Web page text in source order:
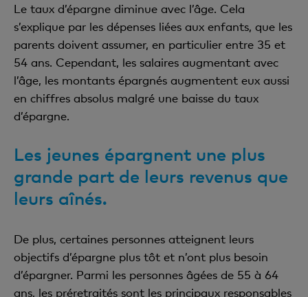
Le taux d’épargne diminue avec l’âge. Cela
s’explique par les dépenses liées aux enfants, que les
parents doivent assumer, en particulier entre 35 et
54 ans. Cependant, les salaires augmentant avec
l’âge, les montants épargnés augmentent eux aussi
en chiffres absolus malgré une baisse du taux
d’épargne.
Les jeunes épargnent une plus
grande part de leurs revenus que
leurs aînés.
De plus, certaines personnes atteignent leurs
objectifs d’épargne plus tôt et n’ont plus besoin
d’épargner. Parmi les personnes âgées de 55 à 64
ans, les préretraités sont les principaux responsables